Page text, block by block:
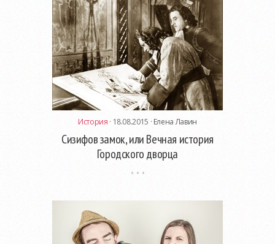
История · 18.08.2015 ·Елена Лавин
Сизифов замок, или Вечная история
Городского дворца